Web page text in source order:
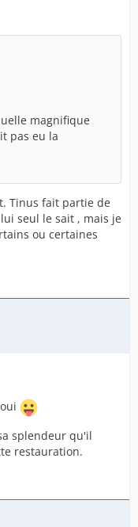
magnifique
pas eu la
Tinus fait partie de
seul le sait , mais je
ou certaines
splendeur qu'il
restauration.